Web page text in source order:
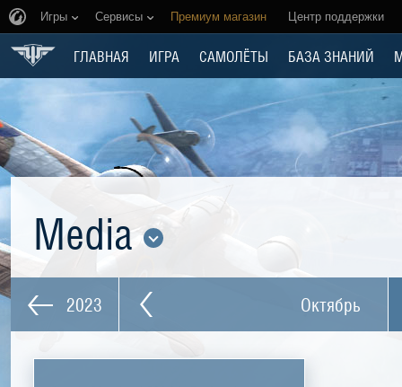
Игры Сервисы Премиум магазин Центр поддержки
ГЛАВНАЯ ИГРА САМОЛЁТЫ БАЗА ЗНАНИЙ
Media
2023 Октябрь